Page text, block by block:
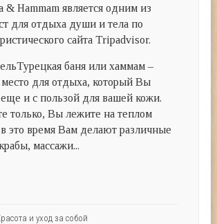
& Hammam является одним из
для отдыха души и тела по
сайта Tripadvisor.
Турецкая баня или хаммам –
для отдыха, который Вы
и с пользой для вашей кожи.
только, Вы лежите на теплом
это время Вам делают различные
массажи...
и уход за собой